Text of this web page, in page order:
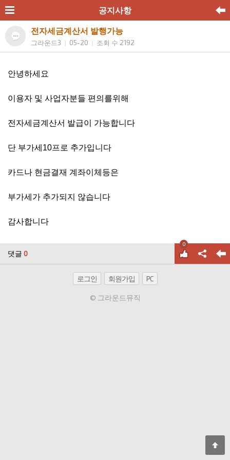
공지사항
전자세금계산서 발행가능
그라운드3 05-20 조회 수 2192
안녕하세요
이용자 및 사업자분들 편의를위해
전자세금계산서 발급이 가능합니다
단 부가세10프로 추가입니다
카드나 현금결재 계좌이체등은
부가세가 추가되지 않습니다
감사합니다
댓글 0
0
로그인 회원가입 PC
© 그라운드뮤직